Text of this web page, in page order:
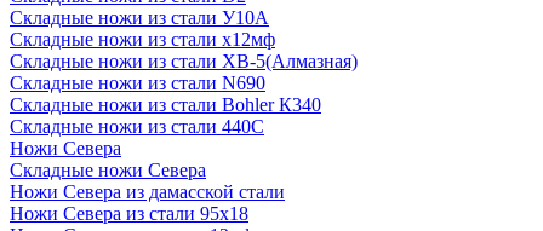
Складные ножи из стали У10А
Складные ножи из стали х12мф
Складные ножи из стали ХВ-5(Алмазная)
Складные ножи из стали N690
Складные ножи из стали Bohler К340
Складные ножи из стали 440С
Ножи Севера
Складные ножи Севера
Ножи Севера из дамасской стали
Ножи Севера из стали 95х18